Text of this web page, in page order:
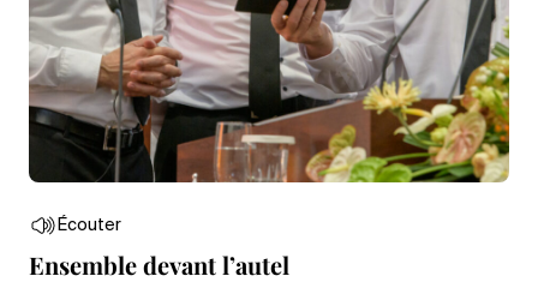
Écouter
Ensemble devant l’autel